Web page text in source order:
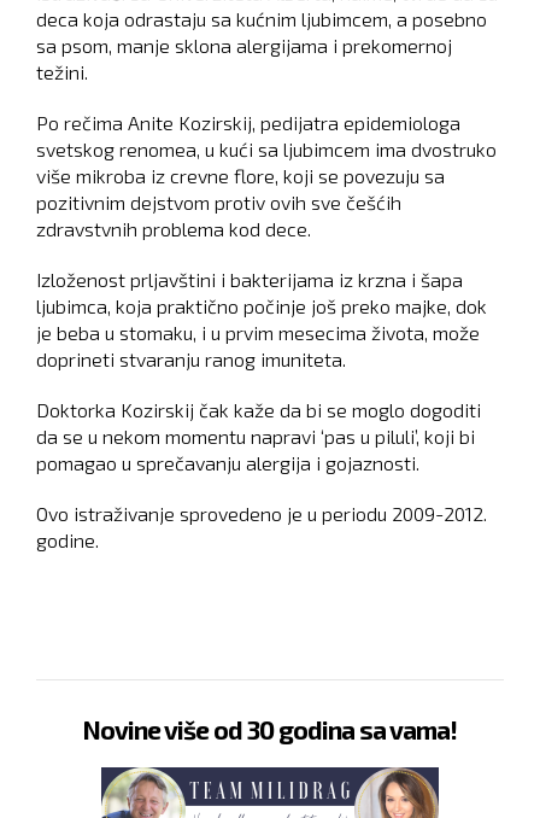
deca koja odrastaju sa kućnim ljubimcem, a posebno
sa psom, manje sklona alergijama i prekomernoj
težini.
Po rečima Anite Kozirskij, pedijatra epidemiologa
svetskog renomea, u kući sa ljubimcem ima dvostruko
više mikroba iz crevne flore, koji se povezuju sa
pozitivnim dejstvom protiv ovih sve češćih
zdravstvnih problema kod dece.
Izloženost prljavštini i bakterijama iz krzna i šapa
ljubimca, koja praktično počinje još preko majke, dok
je beba u stomaku, i u prvim mesecima života, može
doprineti stvaranju ranog imuniteta.
Doktorka Kozirskij čak kaže da bi se moglo dogoditi
da se u nekom momentu napravi ‘pas u piluli’, koji bi
pomagao u sprečavanju alergija i gojaznosti.
Ovo istraživanje sprovedeno je u periodu 2009-2012.
godine.
Novine više od 30 godina sa vama!